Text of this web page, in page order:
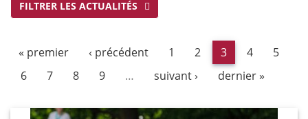
FILTRER LES ACTUALITÉS
« premier ‹ précédent 1 2 3 4
5
6
7 8 9 … suivant › dernier »